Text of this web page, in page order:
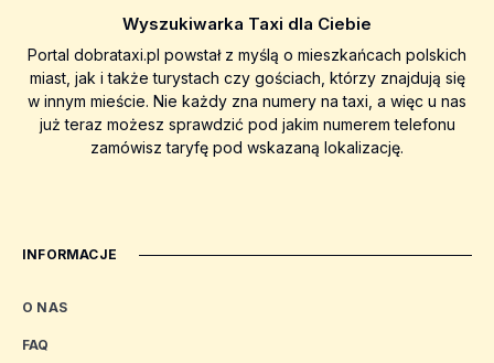
Wyszukiwarka Taxi dla Ciebie
Portal dobrataxi.pl powstał z myślą o mieszkańcach polskich
miast, jak i także turystach czy gościach, którzy znajdują się
w innym mieście. Nie każdy zna numery na taxi, a więc u nas
już teraz możesz sprawdzić pod jakim numerem telefonu
zamówisz taryfę pod wskazaną lokalizację.
INFORMACJE
O NAS
FAQ